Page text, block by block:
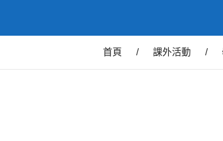
首頁 / 課外活動 /